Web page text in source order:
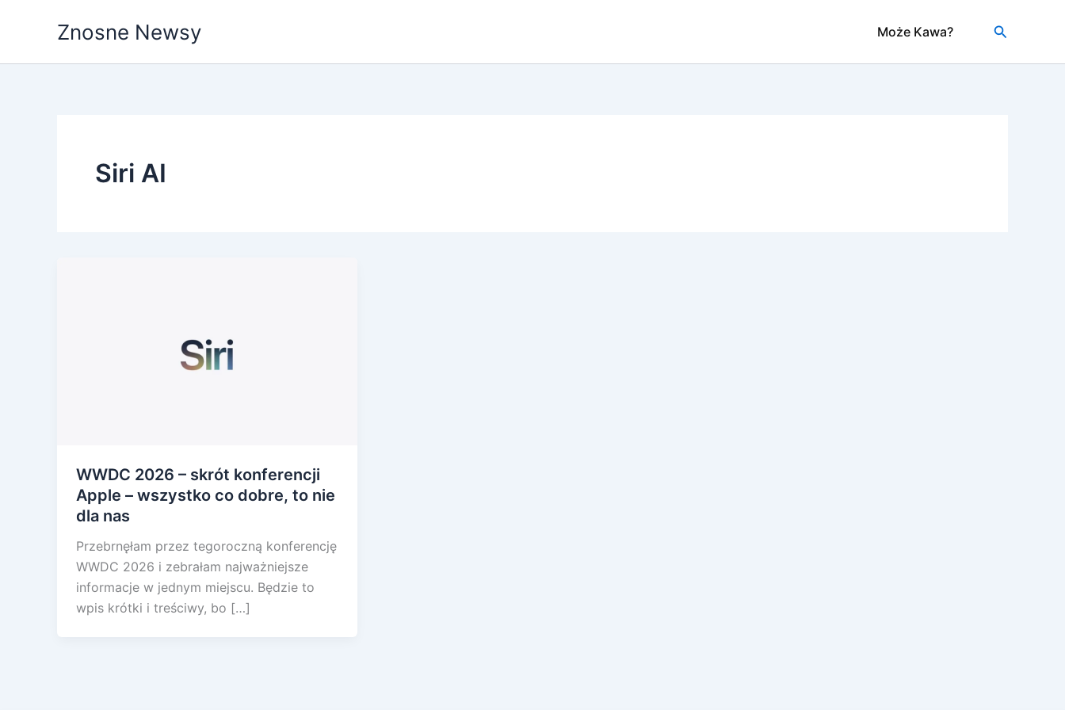
Znosne Newsy Może Kawa? Szukaj
Siri AI
WWDC 2026 – skrót konferencji
Apple – wszystko co dobre, to nie
dla nas
Przebrnęłam przez tegoroczną konferencję
WWDC 2026 i zebrałam najważniejsze
informacje w jednym miejscu. Będzie to
wpis krótki i treściwy, bo […]